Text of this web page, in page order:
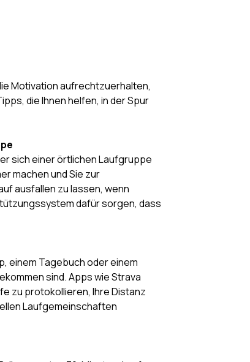
Motivation aufrechtzuerhalten,
die Ihnen helfen, in der Spur
sich einer örtlichen Laufgruppe
machen und Sie zur
ausfallen zu lassen, wenn
dafür sorgen, dass
einem Tagebuch oder einem
sind. Apps wie Strava
zu protokollieren, Ihre Distanz
Laufgemeinschaften